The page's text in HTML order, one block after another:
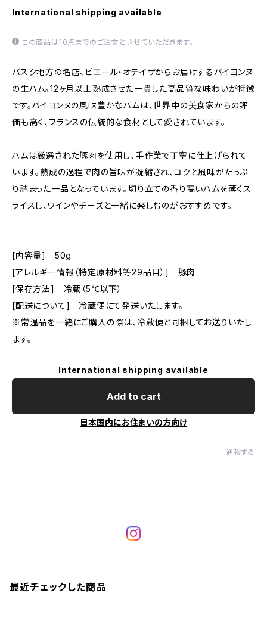
International shipping available
この商品は10点までのご注文とさせていただきます。
バスク地方の名店、ピエール・オテイザからお届けするバイヨンヌ
の生ハム。12ヶ月以上熟成させた一貫した高品質な味わいが特徴
です。バイヨンヌの風味豊かなハムは、世界中の美食家からの評
価も高く、フランスの伝統的な食材として愛されています。
ハムは厳選された豚肉を使用し、手作業で丁寧に仕上げられて
います。熟成の過程で肉の旨味が凝縮され、コクと風味がたっぷ
り詰まった一品となっています。切り立ての香り高いハムを薄くス
ライスし、ワインやチーズと一緒に楽しむのがおすすめです。
[内容量] 50g
[アレルギー情報（特定原材料等29品目）] 豚肉
[保存方法] 冷蔵（5℃以下）
[配送について] 冷蔵便にて発送いたします。
※常温品を一緒にご購入の際は、冷蔵便と同梱してお送りいたし
ます。
International shipping available
Add to cart
日本国内にお住まいの方向け
通報する
最近チェックした商品